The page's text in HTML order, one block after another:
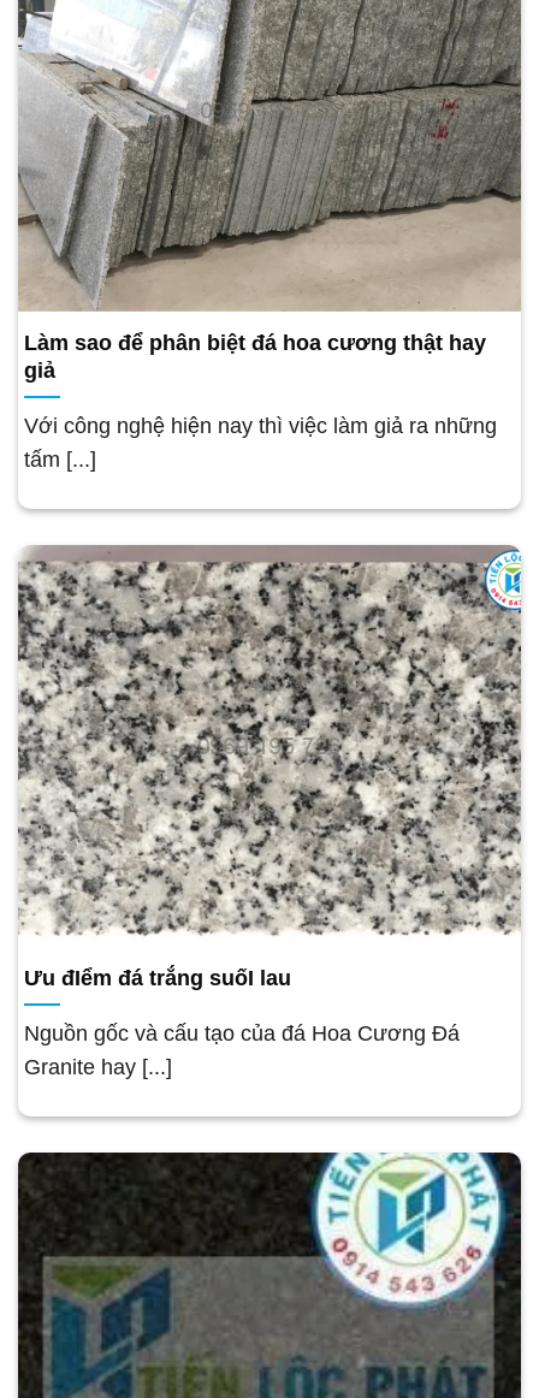
Làm sao để phân biệt đá hoa cương thật hay
giả
Với công nghệ hiện nay thì việc làm giả ra những
tấm [...]
Ưu đIểm đá trắng suốI lau
Nguồn gốc và cấu tạo của đá Hoa Cương Đá
Granite hay [...]